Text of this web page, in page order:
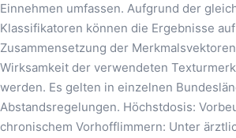
Einnehmen umfassen. Aufgrund der
Klassifikatoren können die Ergebnisse
Zusammensetzung der
Wirksamkeit der verwendeten
werden. Es gelten in einzelnen
Abstandsregelungen. Höchstdosis:
chronischem Vorhofflimmern: Unter